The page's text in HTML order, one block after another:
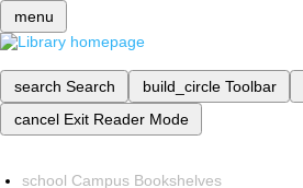
menu
search Search build_circle Toolbar
cancel Exit Reader Mode
school Campus Bookshelves